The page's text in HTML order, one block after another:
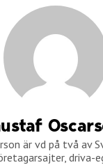
är vd på två av
driva-